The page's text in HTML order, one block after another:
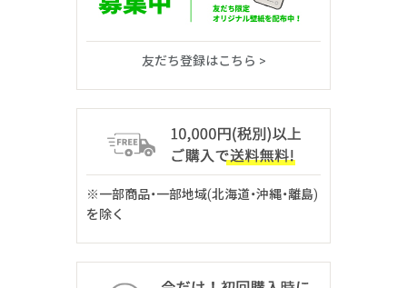
友だち登録はこちら >
※一部商品・一部地域(北海道・沖縄・離島)
を除く